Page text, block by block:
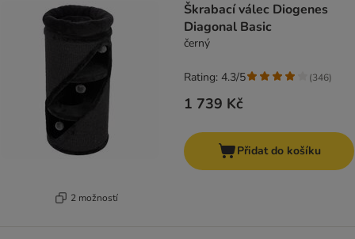
2 možností
Škrabací válec Diogenes
Diagonal Basic
černý
1 739 Kč
Rating: 4.3/5 (346)
Přidat do košíku